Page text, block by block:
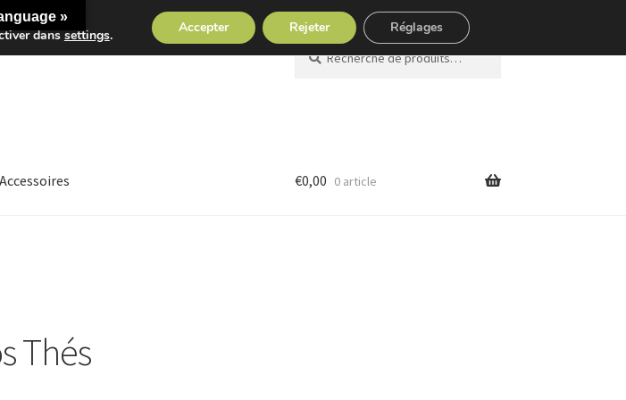
Recherche
pour :
Recherche
Accessoires €0,00 0 article
Thés
»
site.
danssettings. Accepter Rejeter Réglages